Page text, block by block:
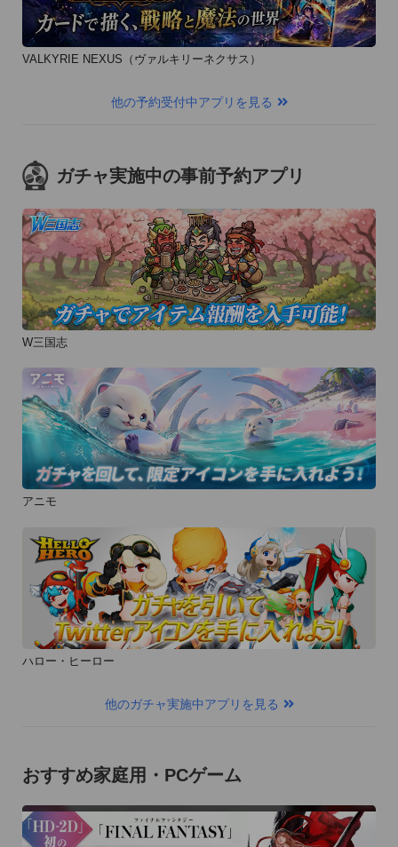
VALKYRIE NEXUS（ヴァルキリーネクサス）
他の予約受付中アプリを見る
ガチャ実施中の事前予約アプリ
W三国志
アニモ
ハロー・ヒーロー
他のガチャ実施中アプリを見る
おすすめ家庭用・PCゲーム